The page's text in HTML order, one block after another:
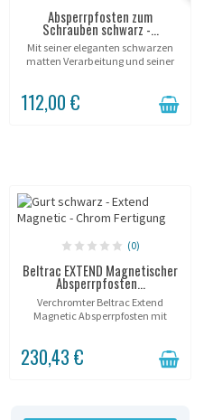
Absperrpfosten zum
Schrauben schwarz -...
Mit seiner eleganten schwarzen
matten Verarbeitung und seiner
Schrauben Robustheit und
zeitloses Design für eine...
112,00 €
(0)
Beltrac EXTEND Magnetischer
Absperrpfosten...
Verchromter Beltrac Extend
Magnetic Absperrpfosten mit
230,43 €